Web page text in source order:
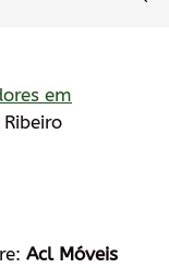
em
Acl Móveis